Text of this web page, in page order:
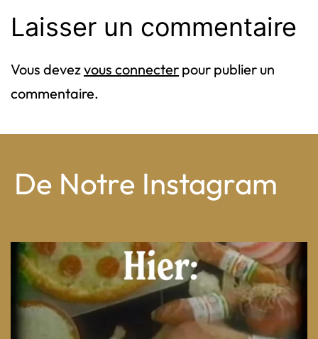
Laisser un commentaire
Vous devezvous connecter pour publier un
commentaire.
De Notre Instagram
From wood-paneled basements to candlelit condo...
8 0